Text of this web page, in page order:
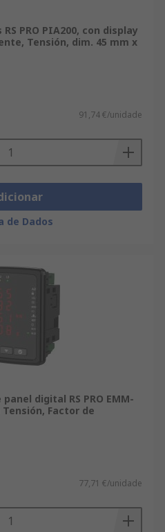
PRO PIA200, con display
Tensión, dim. 45 mm x
91,74 €/unidade
de Dados
digital RS PRO EMM-
Tensión, Factor de
77,71 €/unidade